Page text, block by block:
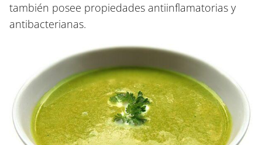
también posee propiedades antiinflamatorias y
antibacterianas.